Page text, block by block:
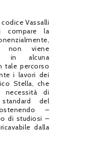
Vassalli
compare la
non viene
in alcuna
tale percorso
i lavori dei
Stella, che
necessità di
del
–
di studiosi –
dalla